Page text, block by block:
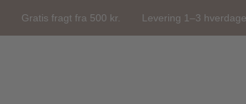
Gratis fragt fra 500 kr. Levering 1–3 hverdage